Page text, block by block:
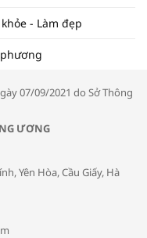
tiến thương mại: Khơi
phòng tránh bệnh
trong thời tiết giao mùa
- Làm đẹp
07/09/2021 do Sở Thông
ƯƠNG
Yên Hòa, Cầu Giấy, Hà